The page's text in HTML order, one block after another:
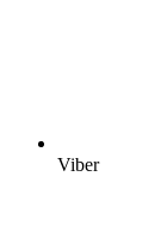
Viber